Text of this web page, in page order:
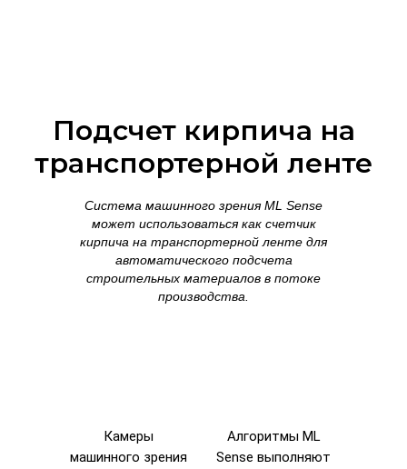
Подсчет кирпича на
транспортерной ленте
Система машинного зрения ML Sense
может использоваться как счетчик
кирпича на транспортерной ленте для
автоматического подсчета
строительных материалов в потоке
производства.
Камеры
машинного зрения
Алгоритмы ML
Sense выполняют